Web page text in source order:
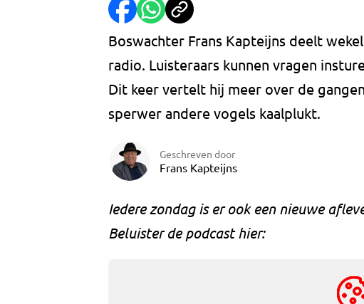
Boswachter Frans Kapteijns deelt
radio. Luisteraars kunnen vragen
Dit keer vertelt hij meer over de
sperwer andere vogels kaalplukt.
Geschreven door
Frans Kapteijns
Iedere zondag is er ook een nieuwe
Beluister de podcast hier: